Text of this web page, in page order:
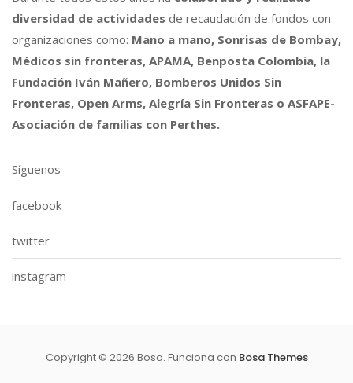
diversidad de actividades de recaudación de fondos con
organizaciones como: Mano a mano, Sonrisas de Bombay,
Médicos sin fronteras, APAMA, Benposta Colombia, la
Fundación Iván Mañero, Bomberos Unidos Sin
Fronteras, Open Arms, Alegría Sin Fronteras o ASFAPE-
Asociación de familias con Perthes.
Síguenos
facebook
twitter
instagram
Copyright © 2026 Bosa. Funciona con Bosa Themes